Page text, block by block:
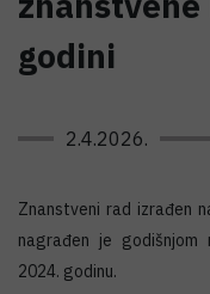
godini
2.4.2026.
Znanstveni rad izrađen
nagrađen je
2024. godinu.